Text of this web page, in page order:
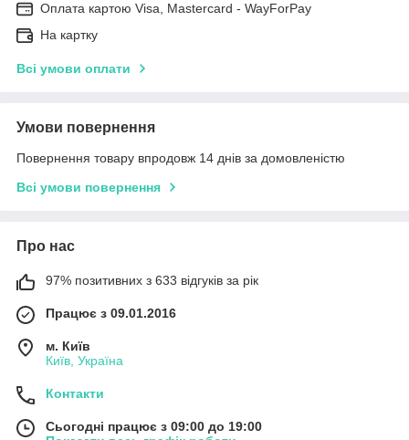
Оплата картою Visa, Mastercard - WayForPay
На картку
Всі умови оплати
Умови повернення
Повернення товару впродовж 14 днів за домовленістю
Всі умови повернення
Про нас
97% позитивних з 633 відгуків за рік
Працює з 09.01.2016
м. Київ
Київ, Україна
Контакти
Сьогодні працює з 09:00 до 19:00